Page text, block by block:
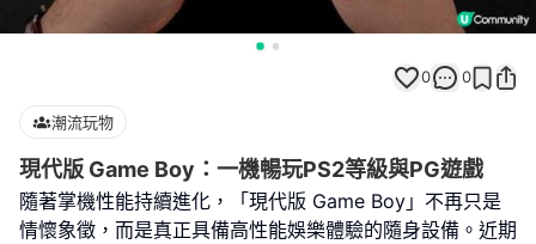
0 0
潮流玩物
現代版 Game Boy：一機暢玩PS2等級與PG遊戲
隨著掌機性能持續進化，「現代版 Game Boy」不再只是
情懷象徵，而是真正具備高性能娛樂體驗的隨身設備。近期